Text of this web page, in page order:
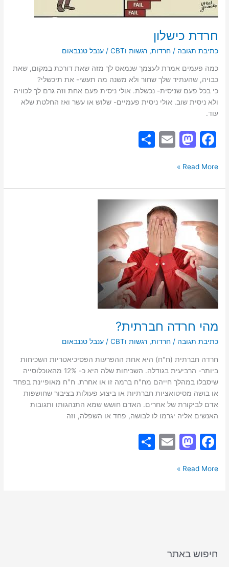
חרדת כישלון
כתיבת תגובה /חרדות,רגשות וCBT /ענבל טננבאום
כמה פעמים אמרת לעצמך שנמאס לך מזה שאת דורכת במקום, שאת
כבויה, שהעתיד שלך שחור ולא משנה מה תעשי- את תיכשלי?
כי בכל פעם שניסית- נכשלת. אולי ניסית פעם אחת וזה גרם לך לכוויה
ולא ניסית שוב. אולי ניסית פעמיים- שלוש או עשר ואז החלטת שלא
עוד.
F
c
e
b
o
o
k
M
st
o
d
o
n
E
l
e
Read More »
מהי חרדה חברתית?
כתיבת תגובה /חרדות,רגשות וCBT /ענבל טננבאום
חרדה חברתית (ח"ח) היא אחת ההפרעות הפסיכיאטריות השכיחות
ביותר- הרביעית בגודלה. השכיחות שלה היא כ- 12% מהאוכלוסייה
שיסבלו במהלך חייהם מח"ח ברמה זו או אחרת. ח"ח מאופיינת בפחד
או בושה מסיטואציות חברתיות או ביצוע פעולות בציבור שחושפות
אדם לביקורת של אחרים. האדם חושש שמא התנהגותו ותגובות
האנשים אליה יגרמו לו לבושה, פחד או השפלה, וזה
F
c
k
M
st
E
חברתית?
Read More »
חיפוש באתר